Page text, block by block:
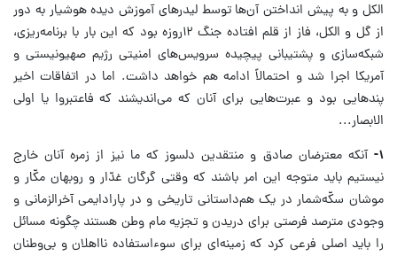
الکل و به پیش انداختن آن‌ها توسط لیدرهای آموزش دیده‌ هوشیار به ‌دور
از گل و الکل، فاز از قلم‌ افتاده جنگ ۱۲روزه بود که این بار با برنامه‌ریزی،
شبکه‌سازی و پشتیبانی پیچیده سرویس‌های امنیتی رژیم صهیونیستی و
آمریکا اجرا شد و احتمالاً ادامه هم خواهد داشت. اما در اتفاقات اخیر
پندهایی بود و عبرت‌هایی برای آنان که می‌اندیشند که فاعتبروا یا اولی
الابصار...
۱- آنکه معترضان صادق و منتقدین دلسوز که ما نیز از زمره آنان خارج
نیستیم باید متوجه این امر باشند که وقتی گرگان غدّار و روبهان مکّار و
موشان سکّه‌شمار در یک هم‌داستانی تاریخی و در پارادایمی آخرالزمانی و
وجودی مترصد فرصتی برای دریدن و تجزیه مام وطن هستند چگونه مسائل
را باید اصلی فرعی کرد که زمینه‌ای برای سوءاستفاده نااهلان و بی‌وطنان